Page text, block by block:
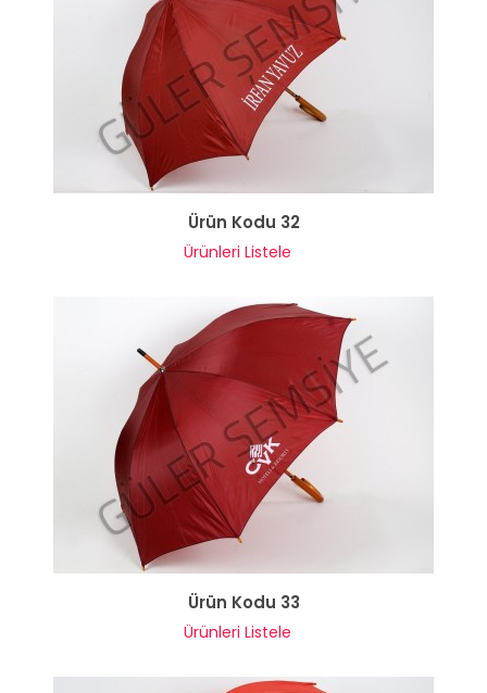
Ürün Kodu 32
Ürünleri Listele
Ürün Kodu 33
Ürünleri Listele